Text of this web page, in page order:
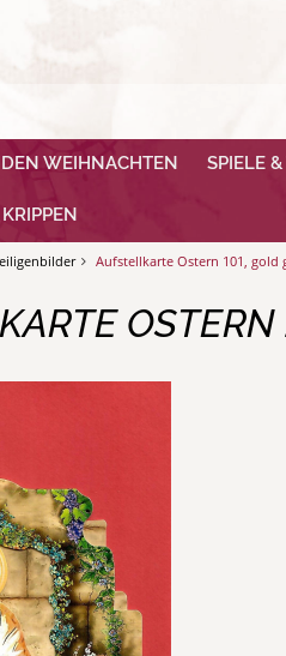
WEIHNACHTEN SPIELE &
KRIPPEN
Aufstellkarte Ostern 101, gold